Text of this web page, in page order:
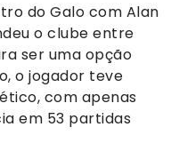
do Galo com Alan
o clube entre
ser uma opção
o jogador teve
com apenas
em 53 partidas